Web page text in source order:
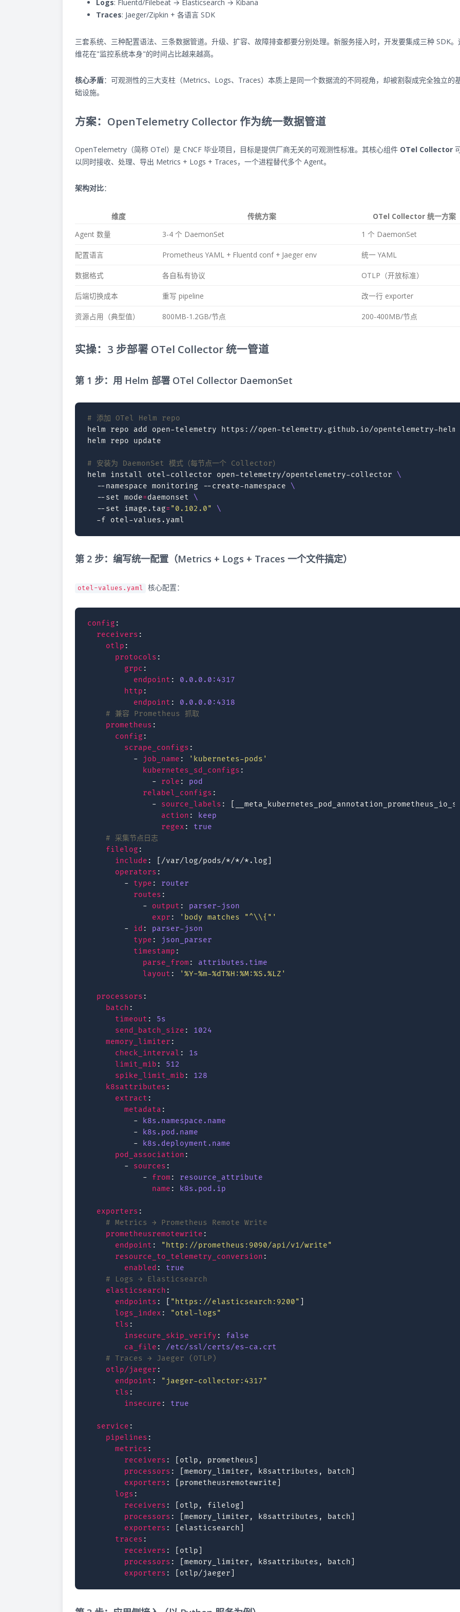
Logs: Fluentd/Filebeat → Elasticsearch → Kibana
Traces: Jaeger/Zipkin + 各语言 SDK
三套系统、三种配置语法、三条数据管道。升级、扩容、故障排查都要分别处理。新服务接入时，开发要集成三种 SDK。
维花在"监控系统本身"的时间占比越来越高。
核心矛盾：可观测性的三大支柱（Metrics、Logs、Traces）本质上是同一个数据流的不同视角，却被割裂成完全独立的
础设施。
方案：OpenTelemetry Collector 作为统一数据管道
OpenTelemetry（简称 OTel）是 CNCF 毕业项目，目标是提供厂商无关的可观测性标准。其核心组件 OTel Collector
以同时接收、处理、导出 Metrics + Logs + Traces，一个进程替代多个 Agent。
架构对比：
维度 传统方案
OTel Collector 统一方案
Agent 数量
3-4 个 DaemonSet 1 个 DaemonSet
配置语言 Prometheus YAML + Fluentd conf + Jaeger env 统一 YAML
数据格式 各自私有协议 OTLP（开放标准）
后端切换成本 重写 pipeline 改一行 exporter
资源占用（典型值） 800MB-1.2GB/节点 200-400MB/节点
实操：3 步部署 OTel Collector 统一管道
第 1 步：用 Helm 部署 OTel Collector DaemonSet
# 添加 OTel Helm repo
helm
repo add open-telemetry
https://open-telemetry.github.io/opentelemetry-helm-
helm
repo update
# 安装为 DaemonSet 模式（每节点一个 Collector）
helm
install otel-collector open-telemetry/opentelemetry-collector
\
--namespace monitoring --create-namespace
\
--set mode=daemonset
\
--set
image.tag= "0.102.0"
\
-f
第 2 步：编写统一配置（Metrics + Logs + Traces 一个文件搞定）
otel-values.yaml 核心配置：
config :
receivers :
otlp :
protocols :
grpc :
endpoint :
0.0.0.0:4317
http :
endpoint :
0.0.0.0:4318
# 兼容 Prometheus 抓取
prometheus :
config :
scrape_configs :
-
job_name :
'kubernetes-pods'
kubernetes_sd_configs :
-
role :
pod
relabel_configs :
-
source_labels :
action :
keep
regex :
true
# 采集节点日志
filelog :
include : /var/log/pods/*/*/*.log
operators :
-
type :
router
routes :
-
output :
parser-json
expr : 'body matches
"^\\{"'
-
id :
parser-json
type :
json_parser
timestamp :
parse_from :
attributes.time
layout : '%Y-%m-%dT%H:%M:%S.%LZ'
processors :
batch :
timeout :
5s
send_batch_size :
1024
memory_limiter :
check_interval :
1s
limit_mib :
512
spike_limit_mib :
128
k8sattributes :
extract :
metadata :
-
k8s.namespace.name
-
k8s.pod.name
-
k8s.deployment.name
pod_association :
-
sources :
-
from :
resource_attribute
name : k8s.pod.ip
exporters :
# Metrics → Prometheus Remote Write
prometheusremotewrite :
endpoint :
"http://prometheus:9090/api/v1/write"
resource_to_telemetry_conversion :
enabled :
true
# Logs → Elasticsearch
elasticsearch :
endpoints : "https://elasticsearch:9200"
logs_index :
"otel-logs"
tls :
insecure_skip_verify :
false
ca_file :
/etc/ssl/certs/es-ca.crt
# Traces → Jaeger (OTLP)
otlp/jaeger :
endpoint :
"jaeger-collector:4317"
tls :
insecure : true
service :
pipelines :
metrics :
receivers : otlp , prometheus
processors : memory_limiter , k8sattributes , batch
exporters : prometheusremotewrite
logs :
receivers : otlp , filelog
processors : memory_limiter , k8sattributes , batch
exporters : elasticsearch
traces :
receivers : otlp
processors : memory_limiter , k8sattributes , batch
exporters : otlp/jaeger